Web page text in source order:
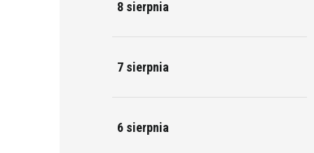
8 sierpnia
7 sierpnia
6 sierpnia